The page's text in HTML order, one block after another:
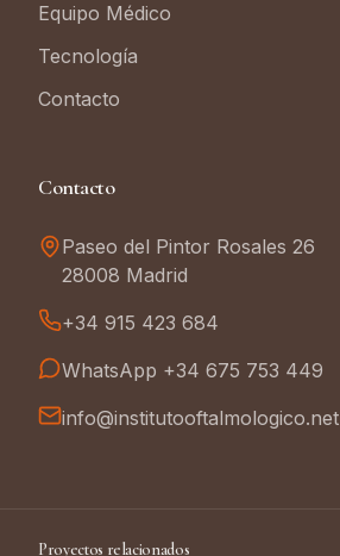
Equipo Médico
Tecnología
Contacto
Contacto
Paseo del Pintor Rosales 26
28008 Madrid
+34 915 423 684
WhatsApp +34 675 753 449
info@institutooftalmologico.net
Proyectos relacionados